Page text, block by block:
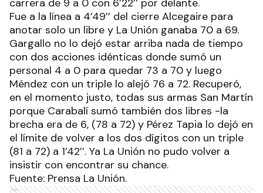
Fue a la línea a 4’49’’ del cierre Alcegaire para
anotar solo un libre y La Unión ganaba 70 a 69.
Gargallo no lo dejó estar arriba nada de tiempo
con dos acciones idénticas donde sumó un
personal 4 a 0 para quedar 73 a 70 y luego
Méndez con un triple lo alejó 76 a 72. Recuperó,
en el momento justo, todas sus armas San Martín
porque Carabalí sumó también dos libres -la
brecha era de 6, (78 a 72) y Pérez Tapia lo dejó en
el límite de volver a los dos dígitos con un triple
(81 a 72) a 1’42’’. Ya La Unión no pudo volver a
insistir con encontrar su chance.
Fuente: Prensa La Unión.
Ads